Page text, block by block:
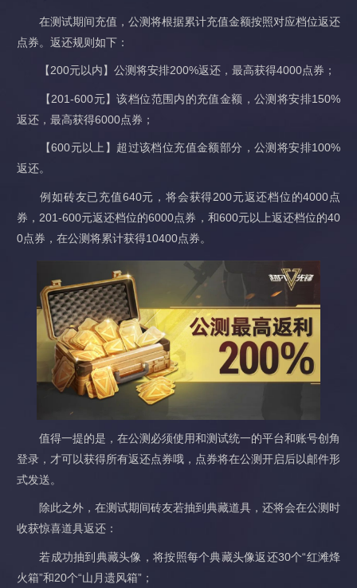
在测试期间充值，公测将根据累计充值金额按照对应档位返还
点券。返还规则如下：
【200元以内】公测将安排200%返还，最高获得4000点券；
【201-600元】该档位范围内的充值金额，公测将安排150%
返还，最高获得6000点券；
【600元以上】超过该档位充值金额部分，公测将安排100%
返还。
例如砖友已充值640元，将会获得200元返还档位的4000点
券，201-600元返还档位的6000点券，和600元以上返还档位的40
0点券，在公测将累计获得10400点券。
值得一提的是，在公测必须使用和测试统一的平台和账号创角
登录，才可以获得所有返还点券哦，点券将在公测开启后以邮件形
式发送。
除此之外，在测试期间砖友若抽到典藏道具，还将会在公测时
收获惊喜道具返还：
若成功抽到典藏头像，将按照每个典藏头像返还30个“红滩烽
火箱”和20个“山月遗风箱”；